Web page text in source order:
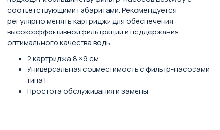
соответствующими габаритами. Рекомендуется
регулярно менять картриджи для обеспечения
высокоэффективной фильтрации и поддержания
оптимального качества воды.
2 картриджа 8 × 9 см
Универсальная совместимость с фильтр-насосами
типа I
Простота обслуживания и замены